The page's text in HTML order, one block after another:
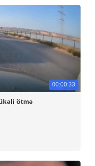
00:00:33
ötmə